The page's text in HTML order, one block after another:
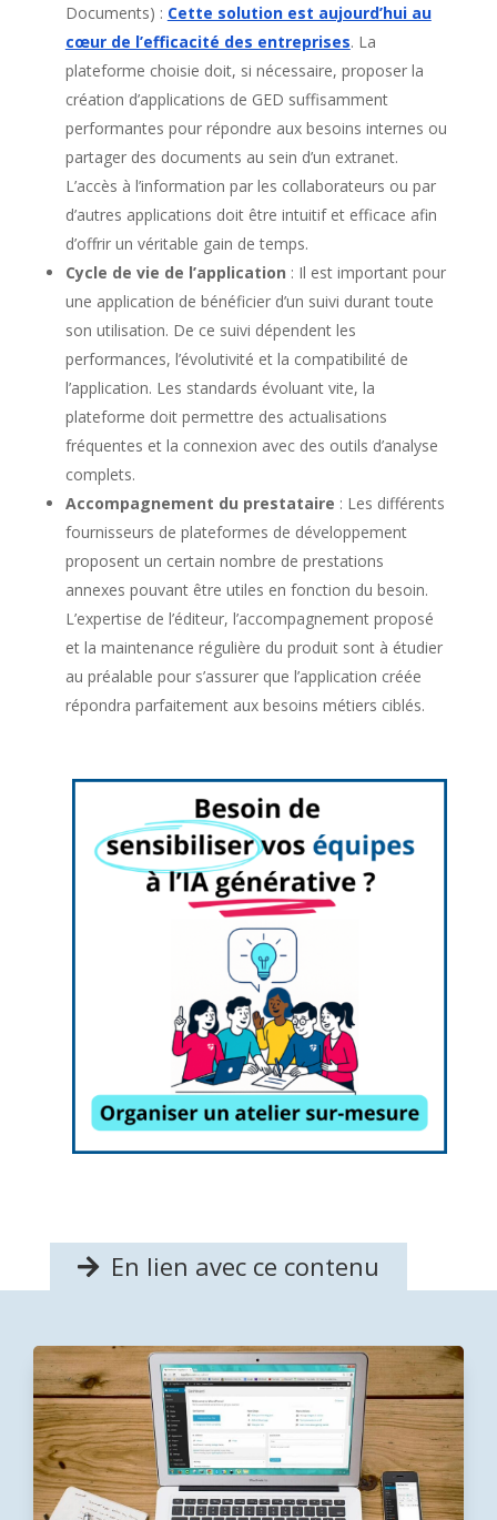
Documents) : Cette solution est aujourd’hui au
cœur de l’efficacité des entreprises. La
plateforme choisie doit, si nécessaire, proposer la
création d’applications de GED suffisamment
performantes pour répondre aux besoins internes ou
partager des documents au sein d’un extranet.
L’accès à l’information par les collaborateurs ou par
d’autres applications doit être intuitif et efficace afin
d’offrir un véritable gain de temps.
Cycle de vie de l’application : Il est important pour
une application de bénéficier d’un suivi durant toute
son utilisation. De ce suivi dépendent les
performances, l’évolutivité et la compatibilité de
l’application. Les standards évoluant vite, la
plateforme doit permettre des actualisations
fréquentes et la connexion avec des outils d’analyse
complets.
Accompagnement du prestataire : Les différents
fournisseurs de plateformes de développement
proposent un certain nombre de prestations
annexes pouvant être utiles en fonction du besoin.
L’expertise de l’éditeur, l’accompagnement proposé
et la maintenance régulière du produit sont à étudier
au préalable pour s’assurer que l’application créée
répondra parfaitement aux besoins métiers ciblés.
En lien avec ce contenu